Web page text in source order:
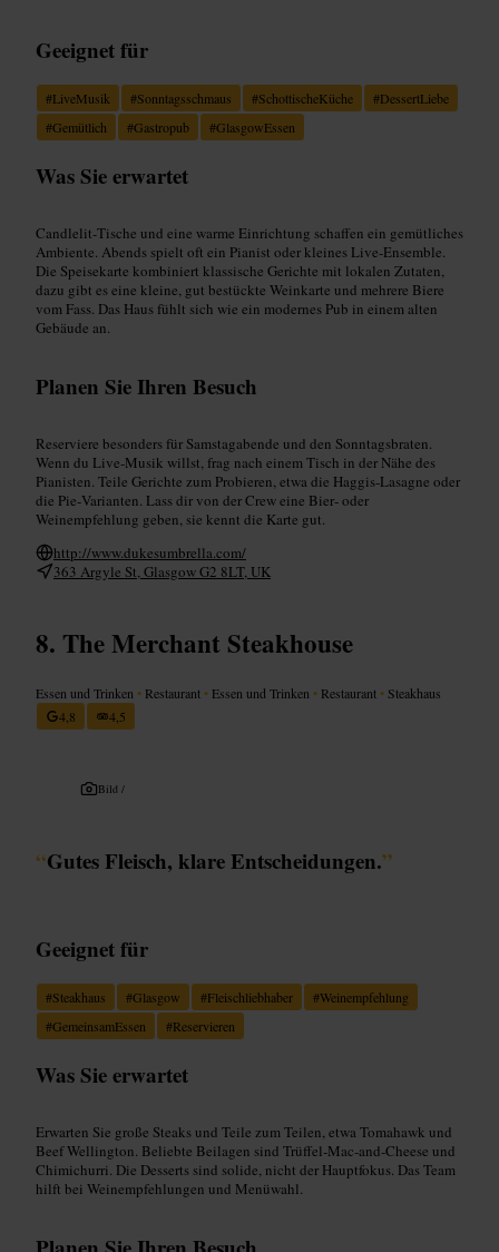
Geeignet für
#LiveMusik #Sonntagsschmaus #SchottischeKüche #DessertLiebe
#Gemütlich #Gastropub #GlasgowEssen
Was Sie erwartet
Candlelit‑Tische und eine warme Einrichtung schaffen ein gemütliches
Ambiente. Abends spielt oft ein Pianist oder kleines Live‑Ensemble.
Die Speisekarte kombiniert klassische Gerichte mit lokalen Zutaten,
dazu gibt es eine kleine, gut bestückte Weinkarte und mehrere Biere
vom Fass. Das Haus fühlt sich wie ein modernes Pub in einem alten
Gebäude an.
Planen Sie Ihren Besuch
Reserviere besonders für Samstagabende und den Sonntagsbraten.
Wenn du Live‑Musik willst, frag nach einem Tisch in der Nähe des
Pianisten. Teile Gerichte zum Probieren, etwa die Haggis‑Lasagne oder
die Pie‑Varianten. Lass dir von der Crew eine Bier‑ oder
Weinempfehlung geben, sie kennt die Karte gut.
http://www.dukesumbrella.com/
363 Argyle St, Glasgow G2 8LT, UK
The Merchant Steakhouse
Essen und Trinken • Restaurant • Essen und Trinken • Restaurant • Steakhaus
4,8
4,5
Bild /
“Gutes Fleisch, klare Entscheidungen.”
Geeignet für
#Steakhaus #Glasgow #Fleischliebhaber #Weinempfehlung
#GemeinsamEssen #Reservieren
Was Sie erwartet
Erwarten Sie große Steaks und Teile zum Teilen, etwa Tomahawk und
Beef Wellington. Beliebte Beilagen sind Trüffel‑Mac‑and‑Cheese und
Chimichurri. Die Desserts sind solide, nicht der Hauptfokus. Das Team
hilft bei Weinempfehlungen und Menüwahl.